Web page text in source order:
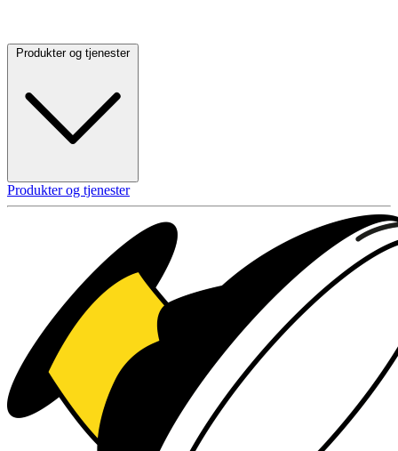
Produkter og tjenester
Produkter og tjenester